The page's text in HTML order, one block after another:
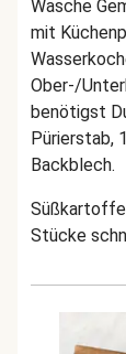
Wasche
mit
Ober-/
benötigst
Pürierstab,
Backblech.
Stücke